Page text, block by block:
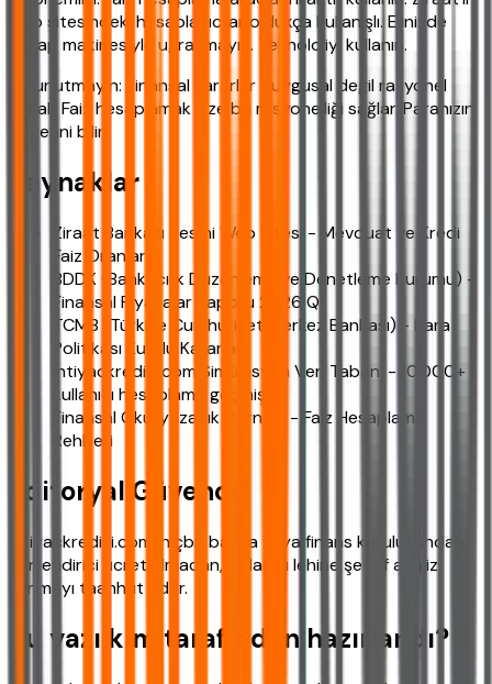
web sitesindeki hesaplayıcılar oldukça kullanışlı. Elinizde
hesap makinesiyle uğraşmayın. Teknolojiyi kullanın.
Ve unutmayın: Finansal kararlar duygusal değil rasyonel
olmalı. Faiz hesaplamak size bu rasyonelliği sağlar. Paranızın
değerini bilin.
Kaynaklar
Ziraat Bankası Resmi Web Sitesi - Mevduat ve Kredi
Faiz Oranları
BDDK (Bankacılık Düzenleme ve Denetleme Kurumu) -
Finansal Piyasalar Raporu 2026 Q1
TCMB (Türkiye Cumhuriyet Merkez Bankası) - Para
Politikası Kurulu Kararları
ihtiyackredisi.com Simülasyon Veri Tabanı - 10.000+
kullanıcı hesaplama geçmişi
Finansal Okuryazarlık Derneği - Faiz Hesaplama
Rehberi
Editoryal Güvence
ihtiyackredisi.com, hiçbir banka veya finans kuruluşundan
yönlendirici ücret almadan, kullanıcı lehine şeffaf analiz
sunmayı taahhüt eder.
Bu yazı kim tarafından hazırlandı?